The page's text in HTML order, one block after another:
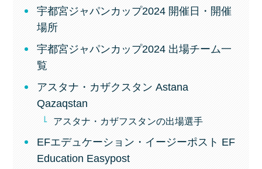
宇都宮ジャパンカップ2024 開催日・開催
場所
宇都宮ジャパンカップ2024 出場チーム一
覧
アスタナ・カザクスタン Astana
Qazaqstan
アスタナ・カザフスタンの出場選手
EFエデュケーション・イージーポスト EF
Education Easypost